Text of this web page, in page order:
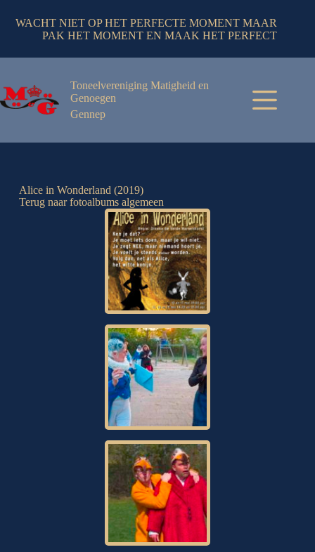
WACHT NIET OP HET PERFECTE MOMENT MAAR
PAK HET MOMENT EN MAAK HET PERFECT
Toneelvereniging Matigheid en
Genoegen
Gennep
Alice in Wonderland (2019)
Terug naar fotoalbums algemeen